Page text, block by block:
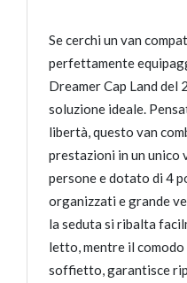
Se cerchi un van
perfettamente
Dreamer Cap Land del
soluzione ideale.
libertà, questo van
prestazioni in un unico
persone e dotato di 4
organizzati e grande
la seduta si ribalta
letto, mentre il
soffietto, garantisce